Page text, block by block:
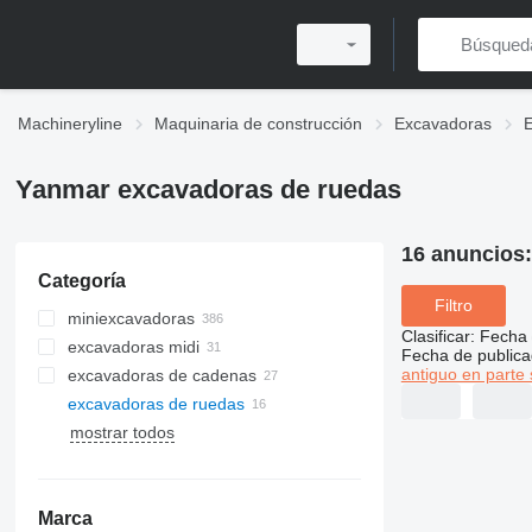
Machineryline Maquinaria de construcción Excavadoras
Yanmar excavadoras de ruedas
Categoría
miniexcavadoras
excavadoras midi
excavadoras de cadenas
excavadoras de ruedas
mostrar todos
Marca
16 anuncios:
Filtro
Clasificar: Fecha
Fecha de
antiguo en parte